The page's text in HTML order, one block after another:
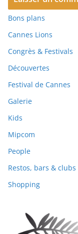
Bons plans
Cannes Lions
Congrès & Festivals
Découvertes
Festival de Cannes
Galerie
Kids
Mipcom
People
Restos, bars & clubs
Shopping